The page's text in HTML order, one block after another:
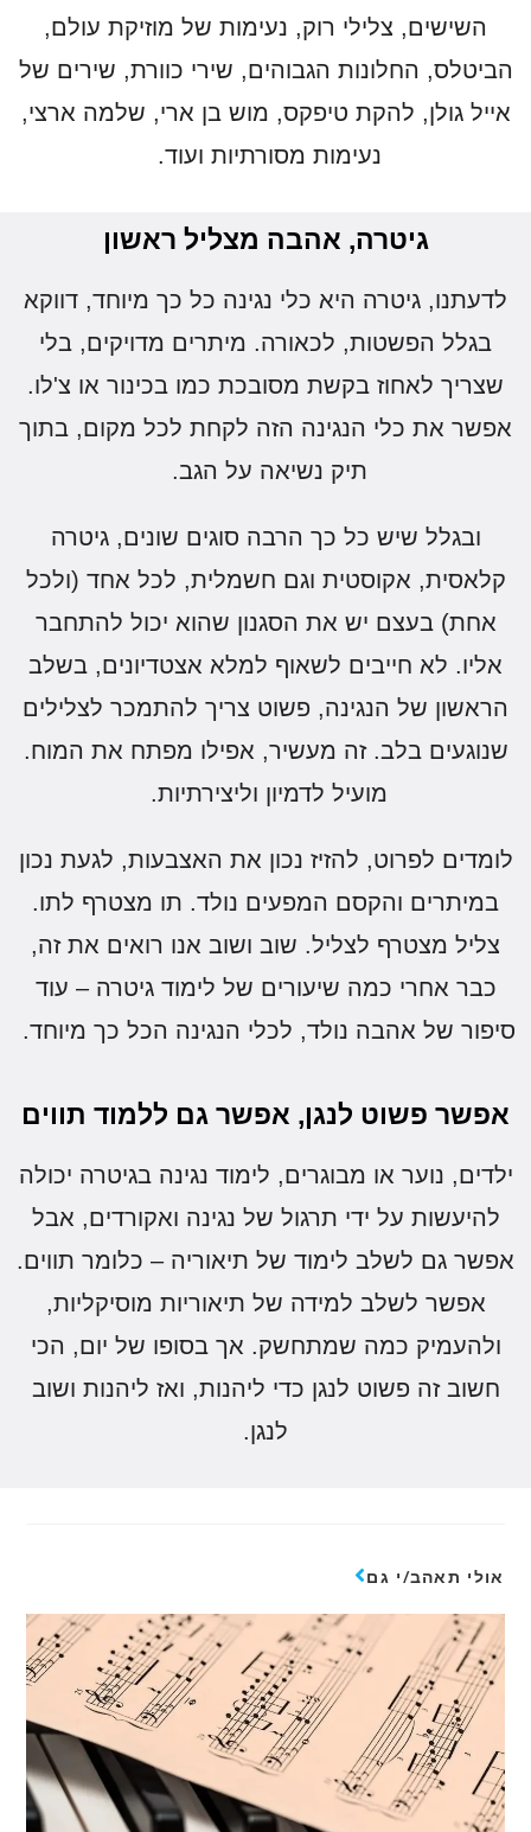
השישים, צלילי רוק, נעימות של מוזיקת עולם,
הביטלס, החלונות הגבוהים, שירי כוורת, שירים של
אייל גולן, להקת טיפקס, מוש בן ארי, שלמה ארצי,
נעימות מסורתיות ועוד.
גיטרה, אהבה מצליל ראשון
לדעתנו, גיטרה היא כלי נגינה כל כך מיוחד, דווקא
בגלל הפשטות, לכאורה. מיתרים מדויקים, בלי
שצריך לאחוז בקשת מסובכת כמו בכינור או צ'לו.
אפשר את כלי הנגינה הזה לקחת לכל מקום, בתוך
תיק נשיאה על הגב.
ובגלל שיש כל כך הרבה סוגים שונים, גיטרה
קלאסית, אקוסטית וגם חשמלית, לכל אחד (ולכל
אחת) בעצם יש את הסגנון שהוא יכול להתחבר
אליו. לא חייבים לשאוף למלא אצטדיונים, בשלב
הראשון של הנגינה, פשוט צריך להתמכר לצלילים
שנוגעים בלב. זה מעשיר, אפילו מפתח את המוח.
מועיל לדמיון וליצירתיות.
לומדים לפרוט, להזיז נכון את האצבעות, לגעת נכון
במיתרים והקסם המפעים נולד. תו מצטרף לתו.
צליל מצטרף לצליל. שוב ושוב אנו רואים את זה,
כבר אחרי כמה שיעורים של לימוד גיטרה – עוד
סיפור של אהבה נולד, לכלי הנגינה הכל כך מיוחד.
אפשר פשוט לנגן, אפשר גם ללמוד תווים
ילדים, נוער או מבוגרים, לימוד נגינה בגיטרה יכולה
להיעשות על ידי תרגול של נגינה ואקורדים, אבל
אפשר גם לשלב לימוד של תיאוריה – כלומר תווים.
אפשר לשלב למידה של תיאוריות מוסיקליות,
ולהעמיק כמה שמתחשק. אך בסופו של יום, הכי
חשוב זה פשוט לנגן כדי ליהנות, ואז ליהנות ושוב
לנגן.
אולי תאהב/י גם